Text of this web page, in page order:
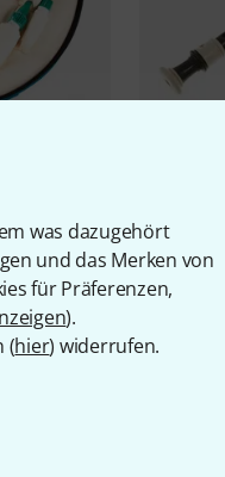
was dazugehört
und das Merken von
für Präferenzen,
).
(hier) widerrufen.
Recorder
20,90 €